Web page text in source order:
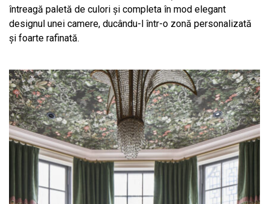
întreagă paletă de culori și completa în mod elegant
designul unei camere, ducându-l într-o zonă personalizată
și foarte rafinată.